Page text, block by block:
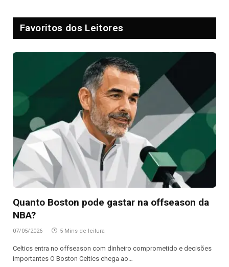
Favoritos dos Leitores
Quanto Boston pode gastar na offseason da
NBA?
07/05/2026 5 Mins de leitura
Celtics entra no offseason com dinheiro comprometido e decisões
importantes O Boston Celtics chega ao…